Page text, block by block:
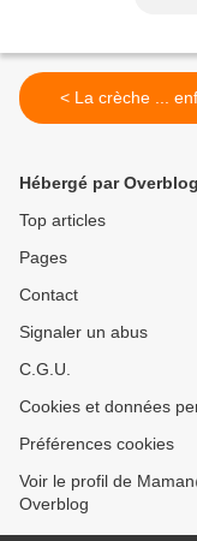
< La crèche ...
Hébergé par Overblog
Top articles
Pages
Contact
Signaler un abus
C.G.U.
Cookies et données
Préférences cookies
Voir le profil de
Overblog